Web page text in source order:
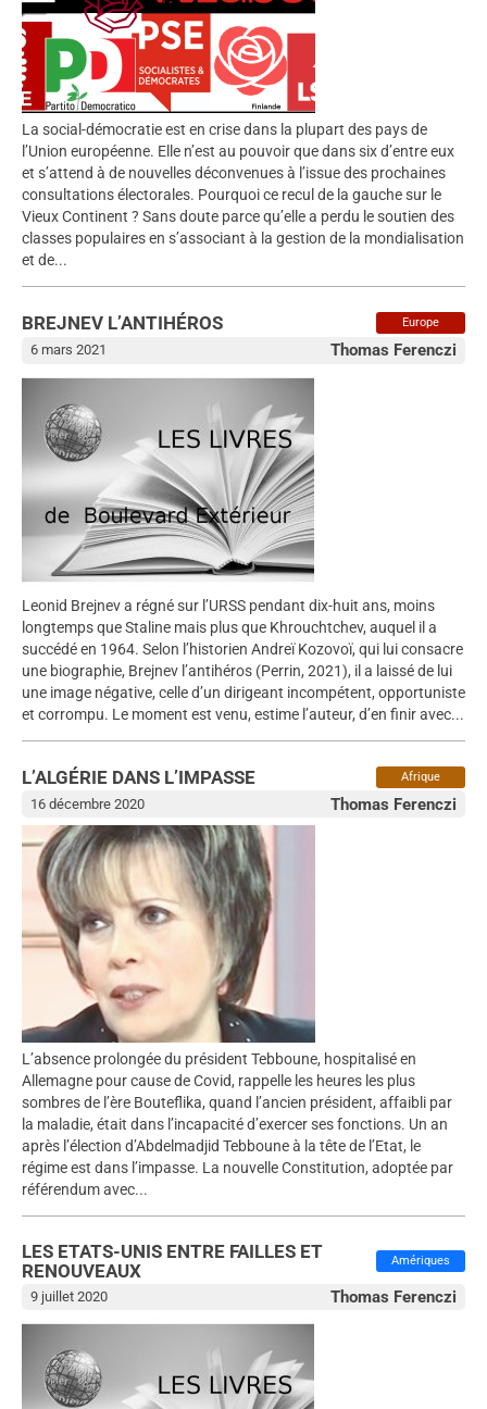
La social-démocratie est en crise dans la plupart des pays de
l’Union européenne. Elle n’est au pouvoir que dans six d’entre eux
et s’attend à de nouvelles déconvenues à l’issue des prochaines
consultations électorales. Pourquoi ce recul de la gauche sur le
Vieux Continent ? Sans doute parce qu’elle a perdu le soutien des
classes populaires en s’associant à la gestion de la mondialisation
et de...
Europe
BREJNEV L’ANTIHÉROS
Thomas Ferenczi
6 mars 2021
Leonid Brejnev a régné sur l’URSS pendant dix-huit ans, moins
longtemps que Staline mais plus que Khrouchtchev, auquel il a
succédé en 1964. Selon l’historien Andreï Kozovoï, qui lui consacre
une biographie, Brejnev l’antihéros (Perrin, 2021), il a laissé de lui
une image négative, celle d’un dirigeant incompétent, opportuniste
et corrompu. Le moment est venu, estime l’auteur, d’en finir avec...
Afrique
L’ALGÉRIE DANS L’IMPASSE
Thomas Ferenczi
16 décembre 2020
L’absence prolongée du président Tebboune, hospitalisé en
Allemagne pour cause de Covid, rappelle les heures les plus
sombres de l’ère Bouteflika, quand l’ancien président, affaibli par
la maladie, était dans l’incapacité d’exercer ses fonctions. Un an
après l’élection d’Abdelmadjid Tebboune à la tête de l’Etat, le
régime est dans l’impasse. La nouvelle Constitution, adoptée par
référendum avec...
Amériques
LES ETATS-UNIS ENTRE FAILLES ET
RENOUVEAUX
Thomas Ferenczi
9 juillet 2020